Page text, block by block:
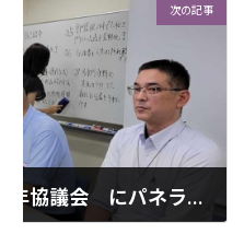
次の記事
【福岡県行政書士会 青年協議会 にパネラーとして参加しました♪】